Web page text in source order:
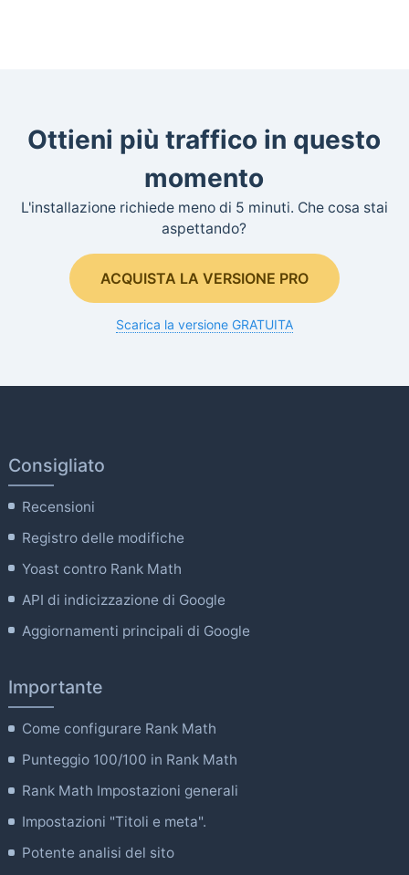
Ottieni più traffico in questo
momento
L'installazione richiede meno di 5 minuti. Che cosa stai
aspettando?
ACQUISTA LA VERSIONE PRO
Scarica la versione GRATUITA
Consigliato
Recensioni
Registro delle modifiche
Yoast contro Rank Math
API di indicizzazione di Google
Aggiornamenti principali di Google
Importante
Come configurare Rank Math
Punteggio 100/100 in Rank Math
Rank Math Impostazioni generali
Impostazioni "Titoli e meta".
Potente analisi del sito